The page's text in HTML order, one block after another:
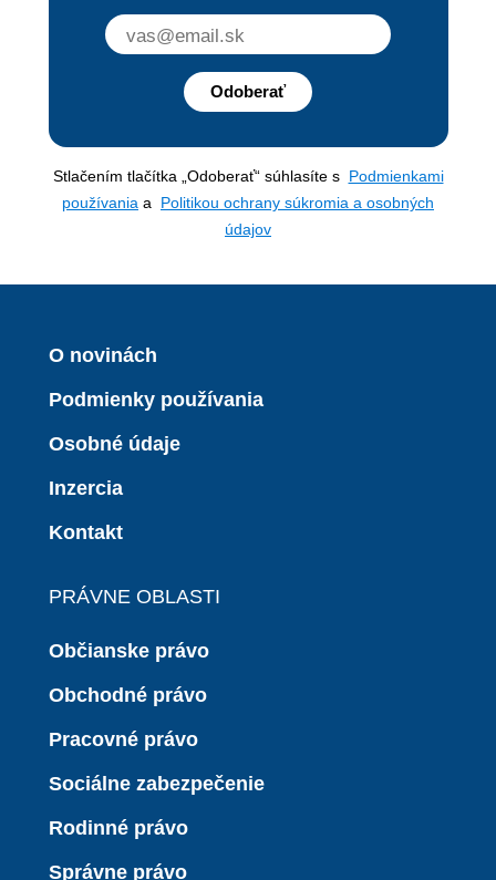
Odoberať
Stlačením tlačítka „Odoberať“ súhlasíte s Podmienkami
používania a Politikou ochrany súkromia a osobných
údajov
O novinách
Podmienky používania
Osobné údaje
Inzercia
Kontakt
PRÁVNE OBLASTI
Občianske právo
Obchodné právo
Pracovné právo
Sociálne zabezpečenie
Rodinné právo
Správne právo